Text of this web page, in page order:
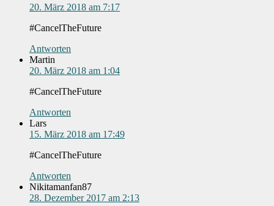
20. März 2018 am 7:17
#CancelTheFuture
Antworten
Martin
20. März 2018 am 1:04
#CancelTheFuture
Antworten
Lars
15. März 2018 am 17:49
#CancelTheFuture
Antworten
Nikitamanfan87
28. Dezember 2017 am 2:13